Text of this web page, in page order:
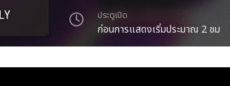
ประตูเปิด
ก่อนการแสดงเริ่มประมาณ 2 ชม